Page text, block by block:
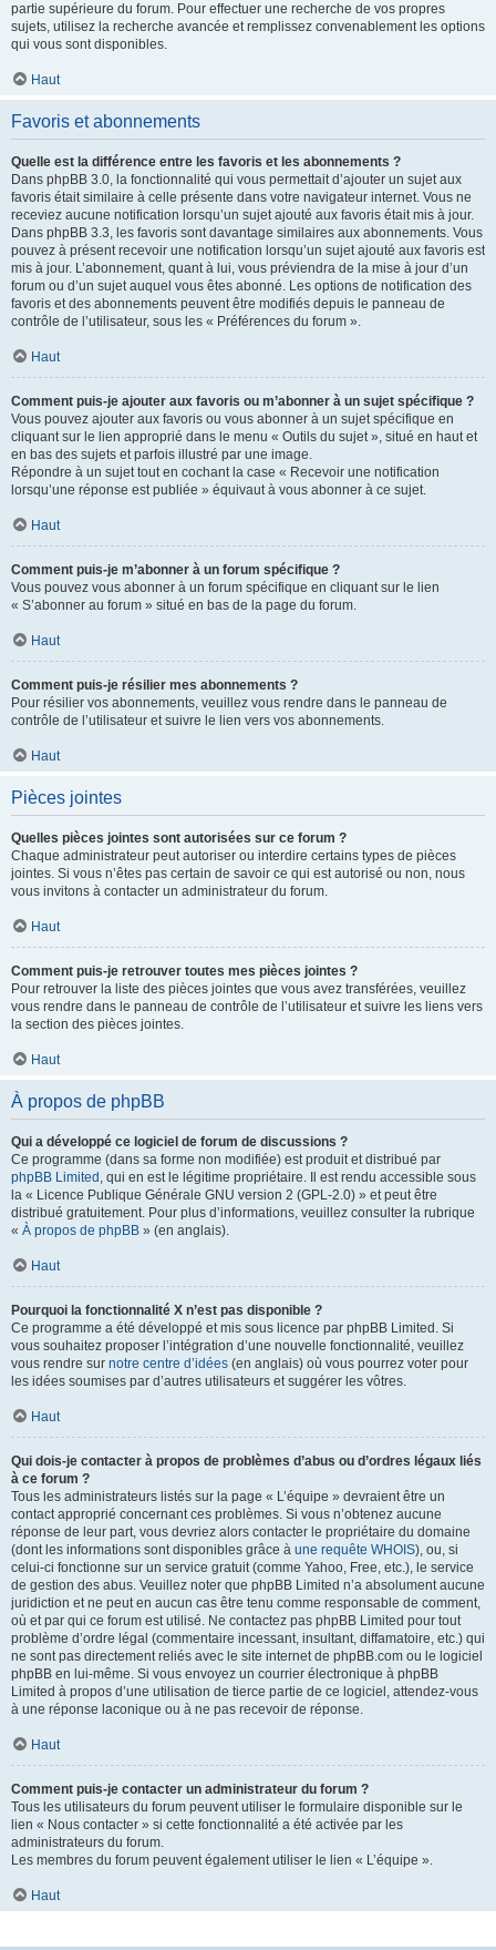
partie supérieure du forum. Pour effectuer une recherche de vos propres
sujets, utilisez la recherche avancée et remplissez convenablement les options
qui vous sont disponibles.
Haut
Favoris et abonnements
Quelle est la différence entre les favoris et les abonnements ?
Dans phpBB 3.0, la fonctionnalité qui vous permettait d’ajouter un sujet aux
favoris était similaire à celle présente dans votre navigateur internet. Vous ne
receviez aucune notification lorsqu’un sujet ajouté aux favoris était mis à jour.
Dans phpBB 3.3, les favoris sont davantage similaires aux abonnements. Vous
pouvez à présent recevoir une notification lorsqu’un sujet ajouté aux favoris est
mis à jour. L’abonnement, quant à lui, vous préviendra de la mise à jour d’un
forum ou d’un sujet auquel vous êtes abonné. Les options de notification des
favoris et des abonnements peuvent être modifiés depuis le panneau de
contrôle de l’utilisateur, sous les « Préférences du forum ».
Haut
Comment puis-je ajouter aux favoris ou m’abonner à un sujet spécifique ?
Vous pouvez ajouter aux favoris ou vous abonner à un sujet spécifique en
cliquant sur le lien approprié dans le menu « Outils du sujet », situé en haut et
en bas des sujets et parfois illustré par une image.
Répondre à un sujet tout en cochant la case « Recevoir une notification
lorsqu’une réponse est publiée » équivaut à vous abonner à ce sujet.
Haut
Comment puis-je m’abonner à un forum spécifique ?
Vous pouvez vous abonner à un forum spécifique en cliquant sur le lien
« S’abonner au forum » situé en bas de la page du forum.
Haut
Comment puis-je résilier mes abonnements ?
Pour résilier vos abonnements, veuillez vous rendre dans le panneau de
contrôle de l’utilisateur et suivre le lien vers vos abonnements.
Haut
Pièces jointes
Quelles pièces jointes sont autorisées sur ce forum ?
Chaque administrateur peut autoriser ou interdire certains types de pièces
jointes. Si vous n’êtes pas certain de savoir ce qui est autorisé ou non, nous
vous invitons à contacter un administrateur du forum.
Haut
Comment puis-je retrouver toutes mes pièces jointes ?
Pour retrouver la liste des pièces jointes que vous avez transférées, veuillez
vous rendre dans le panneau de contrôle de l’utilisateur et suivre les liens vers
la section des pièces jointes.
Haut
À propos de phpBB
Qui a développé ce logiciel de forum de discussions ?
Ce programme (dans sa forme non modifiée) est produit et distribué par
phpBB Limited , qui en est le légitime propriétaire. Il est rendu accessible sous
la « Licence Publique Générale GNU version 2 (GPL-2.0) » et peut être
distribué gratuitement. Pour plus d’informations, veuillez consulter la rubrique
« À propos de phpBB » (en anglais).
Haut
Pourquoi la fonctionnalité X n’est pas disponible ?
Ce programme a été développé et mis sous licence par phpBB Limited. Si
vous souhaitez proposer l’intégration d’une nouvelle fonctionnalité, veuillez
vous rendre sur notre centre d’idées (en anglais) où vous pourrez voter pour
les idées soumises par d’autres utilisateurs et suggérer les vôtres.
Haut
Qui dois-je contacter à propos de problèmes d’abus ou d’ordres légaux liés
à ce forum ?
Tous les administrateurs listés sur la page « L’équipe » devraient être un
contact approprié concernant ces problèmes. Si vous n’obtenez aucune
réponse de leur part, vous devriez alors contacter le propriétaire du domaine
(dont les informations sont disponibles grâce à une requête WHOIS), ou, si
celui-ci fonctionne sur un service gratuit (comme Yahoo, Free, etc.), le service
de gestion des abus. Veuillez noter que phpBB Limited n’a absolument aucune
juridiction et ne peut en aucun cas être tenu comme responsable de comment,
où et par qui ce forum est utilisé. Ne contactez pas phpBB Limited pour tout
problème d’ordre légal (commentaire incessant, insultant, diffamatoire, etc.) qui
ne sont pas directement reliés avec le site internet de phpBB.com ou le logiciel
phpBB en lui-même. Si vous envoyez un courrier électronique à phpBB
Limited à propos d’une utilisation de tierce partie de ce logiciel, attendez-vous
à une réponse laconique ou à ne pas recevoir de réponse.
Haut
Comment puis-je contacter un administrateur du forum ?
Tous les utilisateurs du forum peuvent utiliser le formulaire disponible sur le
lien « Nous contacter » si cette fonctionnalité a été activée par les
administrateurs du forum.
Les membres du forum peuvent également utiliser le lien « L’équipe ».
Haut